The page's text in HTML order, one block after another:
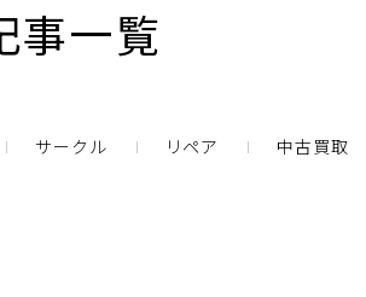
事一覧
サークル リペア 中古買取